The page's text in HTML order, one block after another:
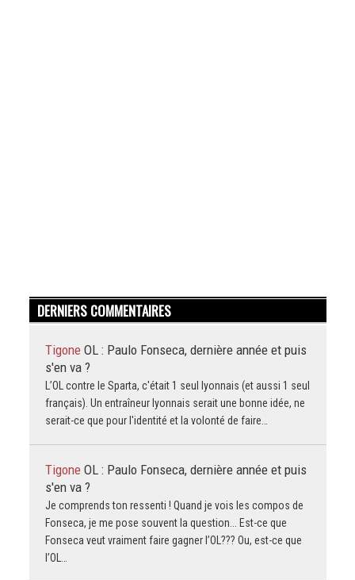
DERNIERS COMMENTAIRES
Tigone OL : Paulo Fonseca, dernière année et puis
s'en va ?
L’OL contre le Sparta, c'était 1 seul lyonnais (et aussi 1 seul
français). Un entraîneur lyonnais serait une bonne idée, ne
serait-ce que pour l'identité et la volonté de faire…
Tigone OL : Paulo Fonseca, dernière année et puis
s'en va ?
Je comprends ton ressenti ! Quand je vois les compos de
Fonseca, je me pose souvent la question... Est-ce que
Fonseca veut vraiment faire gagner l’OL??? Ou, est-ce que
l’OL…